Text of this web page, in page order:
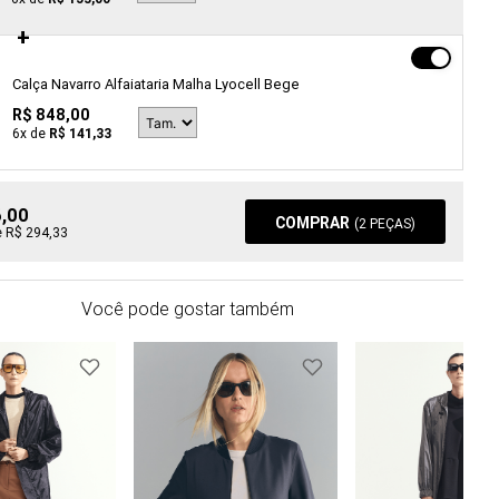
Calça Navarro Alfaiataria Malha Lyocell Bege
R$ 848,00
6x de R$ 141,33
R$ 294,33 COMPRAR (2 PEÇAS)
Você pode gostar também